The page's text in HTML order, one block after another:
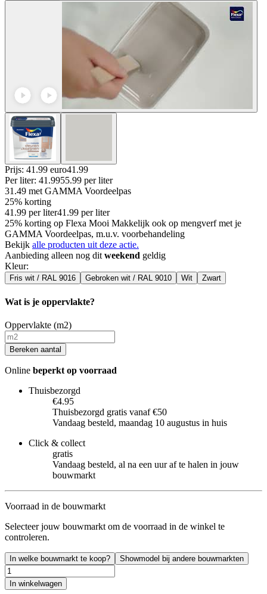
Prijs: 41.99 euro41 .99
Per liter: 41.9955.99 per liter
31.49 met GAMMA Voordeelpas
25% korting
41.99 per liter41.99 per liter
25% korting op Flexa Mooi Makkelijk ook op mengverf met je
GAMMA Voordeelpas, m.u.v. voorbehandeling
Bekijk alle producten uit deze actie.
Aanbieding alleen nog dit weekend geldig
Kleur:
Fris wit / RAL 9016 Gebroken wit / RAL 9010 Wit Zwart
Wat is je oppervlakte?
Oppervlakte (m2)
Bereken aantal
Online beperkt op voorraad
Thuisbezorgd
€4.95
Thuisbezorgd gratis vanaf €50
Vandaag besteld, maandag 10 augustus in huis
Click & collect
gratis
Vandaag besteld, al na een uur af te halen in jouw
bouwmarkt
Voorraad in de bouwmarkt
Selecteer jouw bouwmarkt om de voorraad in de winkel te
controleren.
In welke bouwmarkt te koop? Showmodel bij andere bouwmarkten
In winkelwagen